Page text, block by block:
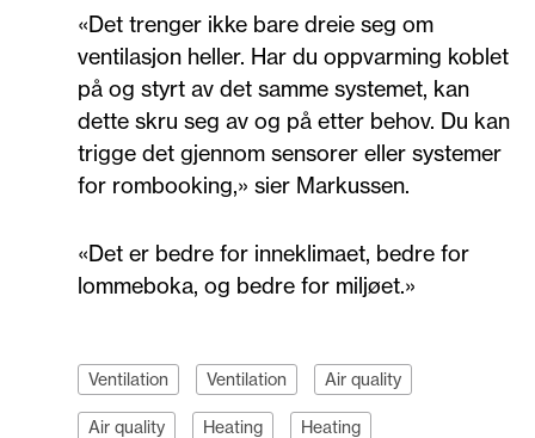
«Det trenger ikke bare dreie seg om
ventilasjon heller. Har du oppvarming koblet
på og styrt av det samme systemet, kan
dette skru seg av og på etter behov. Du kan
trigge det gjennom sensorer eller systemer
for rombooking,» sier Markussen.
«Det er bedre for inneklimaet, bedre for
lommeboka, og bedre for miljøet.»
Ventilation Ventilation Air quality
Air quality Heating Heating